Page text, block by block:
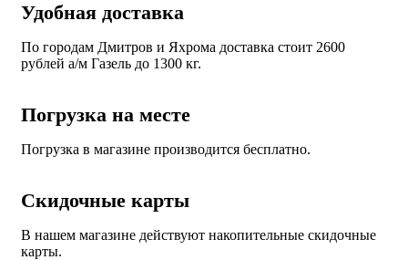
Удобная доставка
По городам Дмитров и Яхрома доставка стоит 2600
рублей а/м Газель до 1300 кг.
Погрузка на месте
Погрузка в магазине производится бесплатно.
Скидочные карты
В нашем магазине действуют накопительные скидочные
карты.